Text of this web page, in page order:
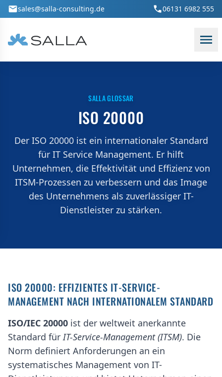
Zum Hauptinhalt springen
sales@salla-consulting.de 06131 6982 555
SALLA GLOSSAR
ISO 20000
Der ISO 20000 ist ein internationaler Standard
für IT Service Management. Er hilft
Unternehmen, die Effektivität und Effizienz von
ITSM-Prozessen zu verbessern und das Image
des Unternehmens als zuverlässiger IT-
Dienstleister zu stärken.
ISO 20000: EFFIZIENTES IT-SERVICE-
MANAGEMENT NACH INTERNATIONALEM STANDARD
ISO/IEC 20000 ist der weltweit anerkannte
Standard fürIT-Service-Management (ITSM). Die
Norm definiert Anforderungen an ein
systematisches Management von IT-